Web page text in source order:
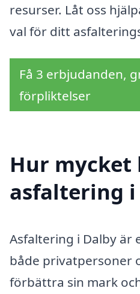
resurser. Låt oss
val för ditt
Få 3 erbjudanden,
förpliktelser
Hur mycket
asfaltering i
Asfaltering i Dalby är
både privatpersoner
förbättra sin mark